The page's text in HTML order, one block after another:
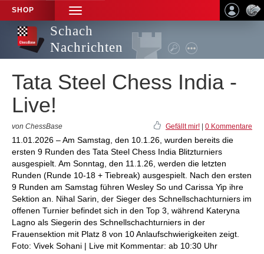
SHOP
TOGGLE
NAVIGATION
Schach
Nachrichten
Tata Steel Chess India -
Live!
von ChessBase Gefällt mir! 0 Kommentare
11.01.2026 – Am Samstag, den 10.1.26, wurden bereits die
ersten 9 Runden des Tata Steel Chess India Blitzturniers
ausgespielt. Am Sonntag, den 11.1.26, werden die letzten
Runden (Runde 10-18 + Tiebreak) ausgespielt. Nach den ersten
9 Runden am Samstag führen Wesley So und Carissa Yip ihre
Sektion an. Nihal Sarin, der Sieger des Schnellschachturniers im
offenen Turnier befindet sich in den Top 3, während Kateryna
Lagno als Siegerin des Schnellschachturniers in der
Frauensektion mit Platz 8 von 10 Anlaufschwierigkeiten zeigt.
Foto: Vivek Sohani | Live mit Kommentar: ab 10:30 Uhr